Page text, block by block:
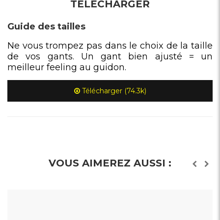
TÉLÉCHARGER
Guide des tailles
Ne vous trompez pas dans le choix de la taille
de vos gants. Un gant bien ajusté = un
meilleur feeling au guidon.
Télécharger (74.3k)
VOUS AIMEREZ AUSSI :